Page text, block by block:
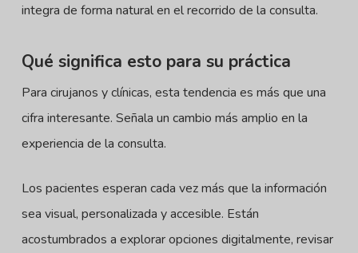
integra de forma natural en el recorrido de la consulta.
Qué significa esto para su práctica
Para cirujanos y clínicas, esta tendencia es más que una
cifra interesante. Señala un cambio más amplio en la
experiencia de la consulta.
Los pacientes esperan cada vez más que la información
sea visual, personalizada y accesible. Están
acostumbrados a explorar opciones digitalmente, revisar